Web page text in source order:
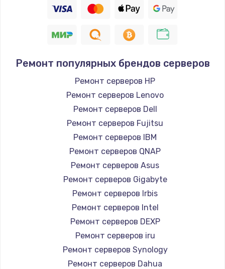
1160 руб.
1060 руб.
Заказать
Замена южного моста
2750 руб.
Заказать
Замена контроллера питания
1490 руб.
Заказать
Замена тачпада
1745 руб.
Заказать
Ремонт популярных брендов серверов
Ремонт серверов HP
Ремонт серверов Lenovo
Ремонт серверов Dell
Ремонт серверов Fujitsu
Ремонт серверов IBM
Ремонт серверов QNAP
Ремонт серверов Asus
Ремонт серверов Gigabyte
Ремонт серверов Irbis
Ремонт серверов Intel
Ремонт серверов DEXP
Ремонт серверов iru
Ремонт серверов Synology
Ремонт серверов Dahua